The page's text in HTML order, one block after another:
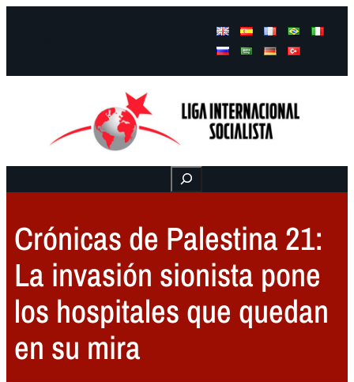
Buscar
Crónicas de Palestina 21:
La invasión sionista pone
los hospitales que quedan
en su mira